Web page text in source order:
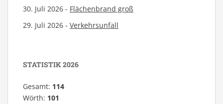
30. Juli 2026 - Flächenbrand groß
29. Juli 2026 - Verkehrsunfall
STATISTIK 2026
Gesamt: 114
Wörth: 101